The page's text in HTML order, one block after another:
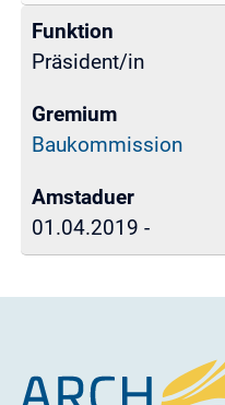
Präsident/in
Baukommission
01.04.2019 -